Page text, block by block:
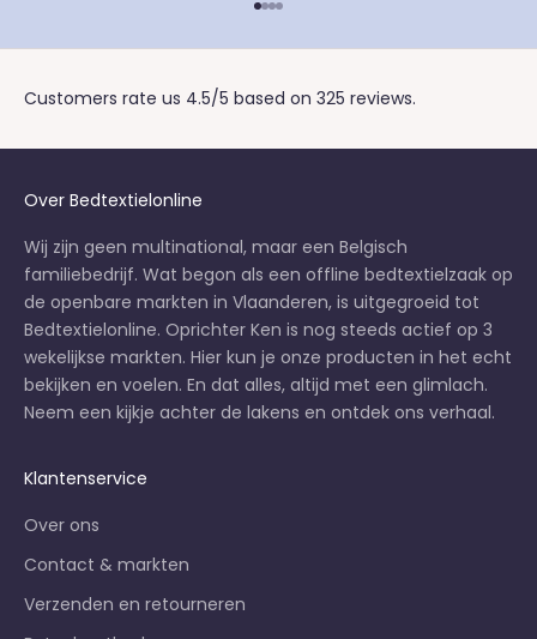
Naar artikel 1
Naar artikel 2
Naar artikel 3
Naar artikel 4
Customers rate us 4.5/5 based on 325 reviews.
Over Bedtextielonline
Wij zijn geen multinational, maar een Belgisch
familiebedrijf. Wat begon als een offline bedtextielzaak op
de openbare markten in Vlaanderen, is uitgegroeid tot
Bedtextielonline. Oprichter Ken is nog steeds actief op 3
wekelijkse markten. Hier kun je onze producten in het echt
bekijken en voelen. En dat alles, altijd met een glimlach.
Neem een kijkje achter de lakens en ontdek ons verhaal.
Klantenservice
Over ons
Contact & markten
Verzenden en retourneren